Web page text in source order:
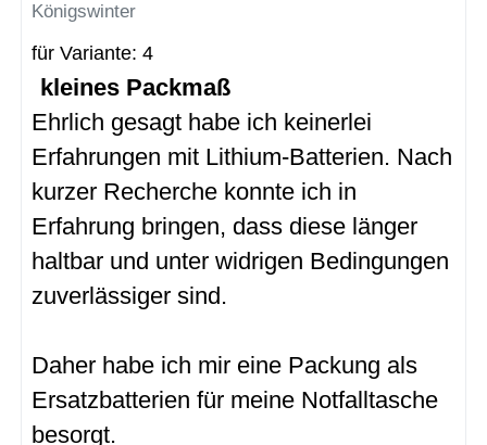
Königswinter
für Variante: 4
kleines Packmaß
Ehrlich gesagt habe ich keinerlei
Erfahrungen mit Lithium-Batterien. Nach
kurzer Recherche konnte ich in
Erfahrung bringen, dass diese länger
haltbar und unter widrigen Bedingungen
zuverlässiger sind.
Daher habe ich mir eine Packung als
Ersatzbatterien für meine Notfalltasche
besorgt.